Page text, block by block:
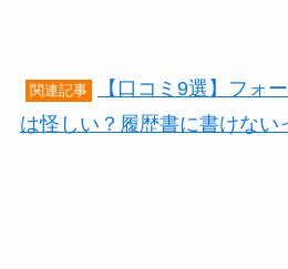
関連記事
【口コミ9選】フォ
は怪しい？履歴書に書けない